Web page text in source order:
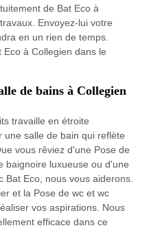
de Bat Eco à
Envoyez-lui votre
en un rien de temps.
à Collegien dans le
de bains à Collegien
travaille en étroite
salle de bain qui reflète
vous rêviez d'une Pose de
baignoire luxueuse ou d'une
Bat Eco, nous vous aiderons.
et la Pose de wc et wc
vos aspirations. Nous
efficace dans ce